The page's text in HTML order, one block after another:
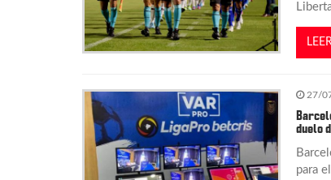
c
i
ó
n
27/
duelo
para